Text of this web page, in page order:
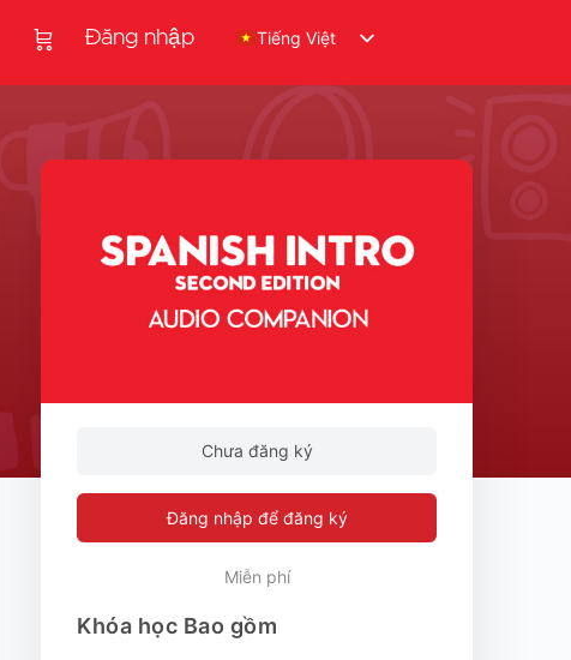
Đăng nhập Tiếng Việt
Chưa đăng ký
Đăng nhập để đăng ký
Miễn phí
Khóa học Bao gồm